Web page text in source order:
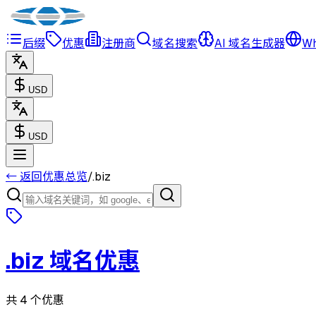
后缀 优惠 注册商 域名搜索 AI 域名生成器
USD
USD
← 返回优惠总览/.biz
.biz 域名优惠
共 4 个优惠